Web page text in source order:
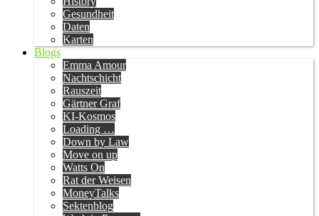
Gesundheit
Daten
Karten
Blogs
Emma Amour
Nachtschicht
Rauszeit
Gärtner Graf
KI-Kosmos
Loading …
Down by Law
Move on up
Watts On
Rat der Weisen
MoneyTalks
Sektenblog